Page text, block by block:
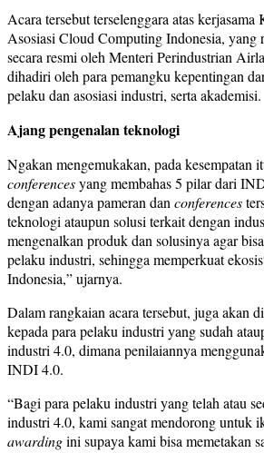
Acara tersebutterselenggara atas kerjasama
Asosiasi Cloud Computing Indonesia, yang
secara resmi oleh Menteri Perindustrian
dihadiri oleh para pemangku kepentingan
pelaku dan asosiasi industri, serta akademisi.
Ajang pengenalan teknologi
Ngakan mengemukakan, pada kesempatan
conferencesyang membahas 5 pilar dari
dengan adanya pameran dan conferences
teknologi ataupun solusi terkait dengan
mengenalkan produk dan solusinya agar
pelaku industri, sehingga memperkuat
Indonesia,”ujarnya.
Dalam rangkaian acara tersebut, juga akan di
kepada para pelaku industri yang sudah
industri 4.0, dimana penilaiannya
INDI 4.0.
“Bagi para pelaku industri yang telah atau
industri 4.0, kami sangat mendorong untuk
awardingini supaya kami bisa memetakan